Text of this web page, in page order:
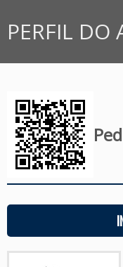
PERFIL DO